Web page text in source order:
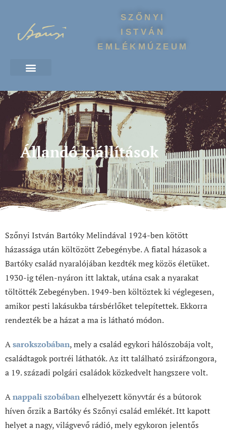
SZŐNYI
ISTVÁN
EMLÉKMÚZEUM
Állandó kiállítások
Szőnyi István Bartóky Melindával 1924-ben kötött
házassága után költözött Zebegénybe. A fiatal házasok a
Bartóky család nyaralójában kezdték meg közös életüket.
1930-ig télen-nyáron itt laktak, utána csak a nyarakat
töltötték Zebegényben. 1949-ben költöztek ki véglegesen,
amikor pesti lakásukba társbérlőket telepítettek. Ekkorra
rendezték be a házat a ma is látható módon.
Asarokszobában, mely a család egykori hálószobája volt,
családtagok portréi láthatók. Az itt található zsiráfzongora,
a 19. századi polgári családok közkedvelt hangszere volt.
Anappali szobábanelhelyezett könyvtár és a bútorok
híven őrzik a Bartóky és Szőnyi család emlékét. Itt kapott
helyet a nagy, világvevő rádió, mely egykoron jelentős